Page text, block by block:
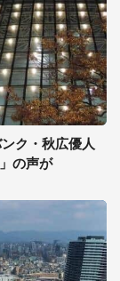
ク・秋広優人
の声が